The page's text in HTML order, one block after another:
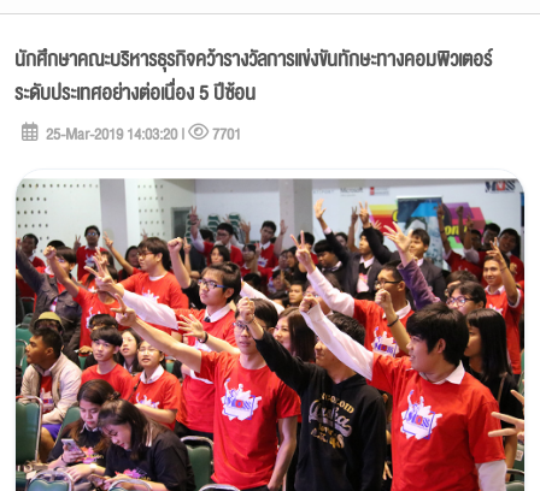
นักศึกษาคณะบริหารธุรกิจคว้ารางวัลการแข่งขันทักษะทางคอมพิวเตอร์
ระดับประเทศอย่างต่อเนื่อง 5 ปีซ้อน
25-Mar-2019 14:03:20 | 7701